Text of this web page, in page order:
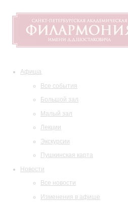
Афиша
Все события
Большой зал
Малый зал
Лекции
Экскурсии
Пушкинская карта
Новости
Все новости
Изменения в афише